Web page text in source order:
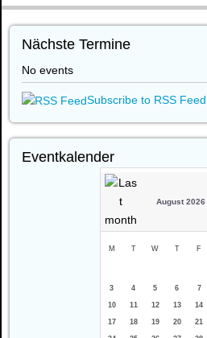
Nächste Termine
No events
Subscribe to RSS Feed
Eventkalender
August 2026
M T W T F
3 4 5 6 7
10 11 12 13 14
17 18 19 20 21